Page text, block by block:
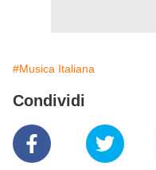
#Musica Italiana
Condividi